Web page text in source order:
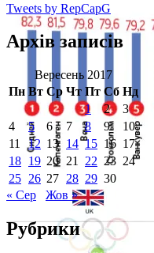
Tweets by RepCapG
Архів записів
Вересень 2017
Пн Вт Ср Чт Пт Сб Нд
1
2
3
4
5 6 7 8 9
10
11
12 13 14 15 16 17
18 19 20 21 22 23 24
25 26 27 28 29 30
« Сер
Жов »
Рубрики